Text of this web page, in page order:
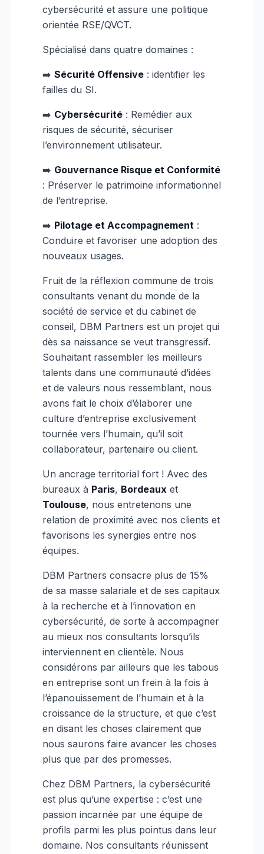
cybersécurité et assure une politique
orientée RSE/QVCT.
Spécialisé dans quatre domaines :
➡️ Sécurité Offensive : identifier les
failles du SI.
➡️ Cybersécurité : Remédier aux
risques de sécurité, sécuriser
l’environnement utilisateur.
➡️ Gouvernance Risque et Conformité
: Préserver le patrimoine informationnel
de l’entreprise.
➡️ Pilotage et Accompagnement :
Conduire et favoriser une adoption des
nouveaux usages.
Fruit de la réflexion commune de trois
consultants venant du monde de la
société de service et du cabinet de
conseil, DBM Partners est un projet qui
dès sa naissance se veut transgressif.
Souhaitant rassembler les meilleurs
talents dans une communauté d’idées
et de valeurs nous ressemblant, nous
avons fait le choix d’élaborer une
culture d’entreprise exclusivement
tournée vers l’humain, qu’il soit
collaborateur, partenaire ou client.
Un ancrage territorial fort ! Avec des
bureaux à Paris, Bordeaux et
Toulouse, nous entretenons une
relation de proximité avec nos clients et
favorisons les synergies entre nos
équipes.
DBM Partners consacre plus de 15%
de sa masse salariale et de ses capitaux
à la recherche et à l’innovation en
cybersécurité, de sorte à accompagner
au mieux nos consultants lorsqu’ils
interviennent en clientèle. Nous
considérons par ailleurs que les tabous
en entreprise sont un frein à la fois à
l’épanouissement de l’humain et à la
croissance de la structure, et que c’est
en disant les choses clairement que
nous saurons faire avancer les choses
plus que par des promesses.
Chez DBM Partners, la cybersécurité
est plus qu’une expertise : c’est une
passion incarnée par une équipe de
profils parmi les plus pointus dans leur
domaine. Nos consultants réunissent